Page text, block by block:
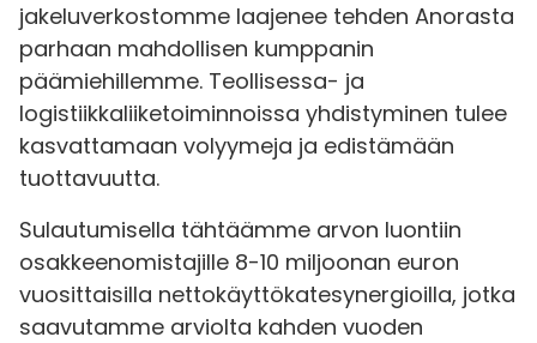
jakeluverkostomme laajenee tehden Anorasta
parhaan mahdollisen kumppanin
päämiehillemme. Teollisessa- ja
logistiikkaliiketoiminnoissa yhdistyminen tulee
kasvattamaan volyymeja ja edistämään
tuottavuutta.
Sulautumisella tähtäämme arvon luontiin
osakkeenomistajille 8-10 miljoonan euron
vuosittaisilla nettokäyttökatesynergioilla, jotka
saavutamme arviolta kahden vuoden